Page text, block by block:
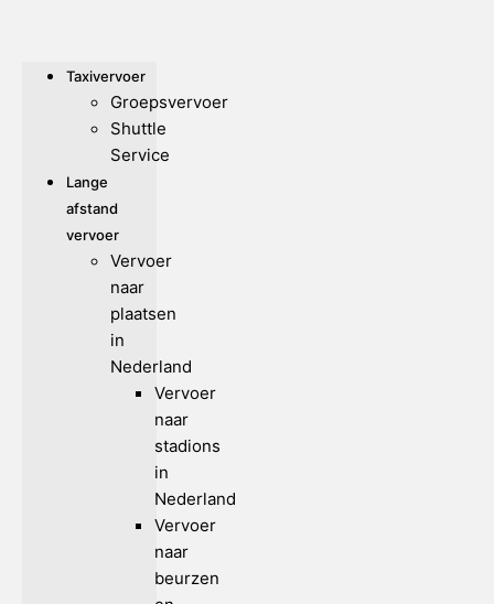
Taxivervoer
Groepsvervoer
Shuttle
Service
Lange
afstand
vervoer
Vervoer
naar
plaatsen
in
Nederland
Vervoer
naar
stadions
in
Nederland
Vervoer
naar
beurzen